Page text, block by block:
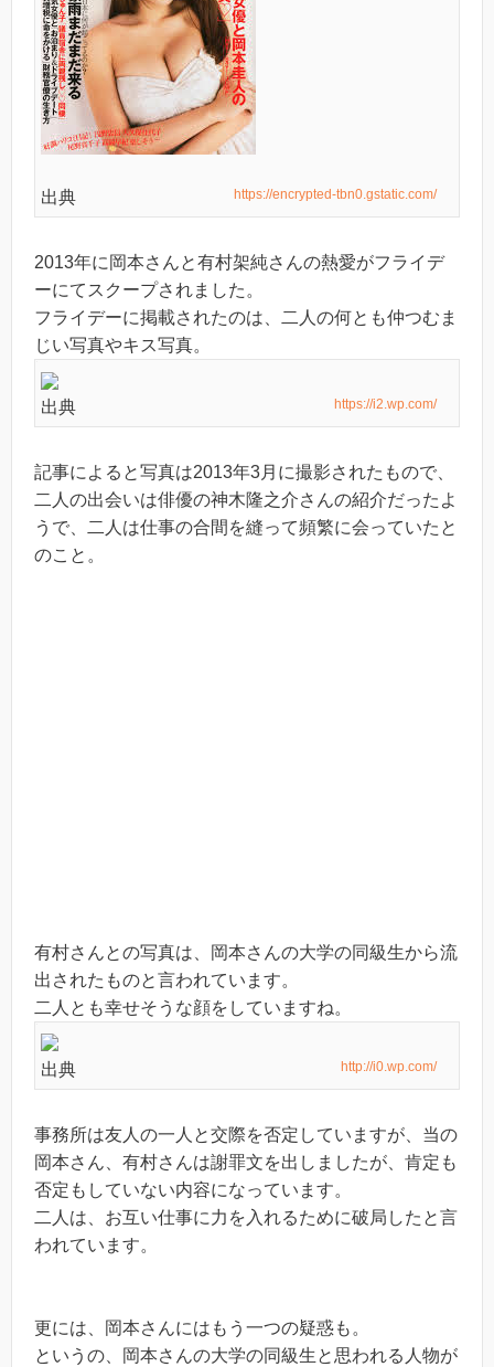
出典 https://encrypted-tbn0.gstatic.com/
2013年に岡本さんと有村架純さんの熱愛がフライデ
ーにてスクープされました。
フライデーに掲載されたのは、二人の何とも仲つむま
じい写真やキス写真。
出典 https://i2.wp.com/
記事によると写真は2013年3月に撮影されたもので、
二人の出会いは俳優の神木隆之介さんの紹介だったよ
うで、二人は仕事の合間を縫って頻繁に会っていたと
のこと。
有村さんとの写真は、岡本さんの大学の同級生から流
出されたものと言われています。
二人とも幸せそうな顔をしていますね。
出典 http://i0.wp.com/
事務所は友人の一人と交際を否定していますが、当の
岡本さん、有村さんは謝罪文を出しましたが、肯定も
否定もしていない内容になっています。
二人は、お互い仕事に力を入れるために破局したと言
われています。
更には、岡本さんにはもう一つの疑惑も。
というの、岡本さんの大学の同級生と思われる人物が